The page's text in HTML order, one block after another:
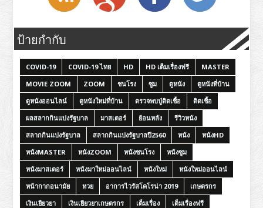
ป้ายกำกับ
COVID-19 COVID-19 ไทย HD HD เต็มเรื่องฟรี
MASTER
MOVIE ZOOM
ZOOM ชนโรง ซูม ดูหนัง
ดูหนังที่บ้าน
ดูหนังออนไลน์
ดูหนังใหม่ที่บ้าน ตรวจพบปู่ติดเชื้อ
ติดเชื้อ
ผลสลากกินแบ่งรัฐบาล
มาสเตอร์ ย้อนหลัง
รีวิวหนัง
สลากกินแบ่งรัฐบาล
สลากกินแบ่งรัฐบาลปี2560 หนัง
หนังHD
หนังMASTER
หนังZOOM หนังชนโรง
หนังซูม
หนังมาสเตอร์
หนังมาใหม่ออนไลน์ หนังใหม่
หนังใหม่ออนไลน์
หน้ากากอนามัย
หวย อาการไวรัสโคโรน่า 2019
เกษตรกร
เงินเยียวยา
เงินเยียวยาเกษตรกร เต็มเรื่อง
เต็มเรื่องฟรี